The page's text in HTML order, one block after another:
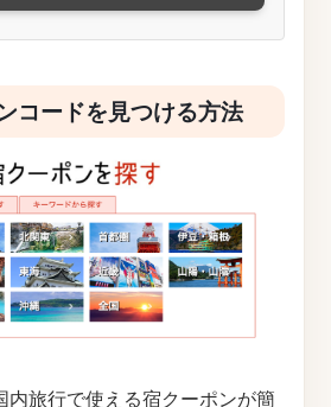
コードを見つける方法
内旅行で使える宿クーポンが簡